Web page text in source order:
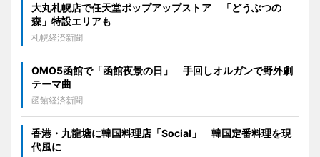
大丸札幌店で任天堂ポップアップストア 「どうぶつの
森」特設エリアも
札幌経済新聞
OMO5函館で「函館夜景の日」 手回しオルガンで野外劇
テーマ曲
函館経済新聞
香港・九龍塘に韓国料理店「Social」 韓国定番料理を現
代風に